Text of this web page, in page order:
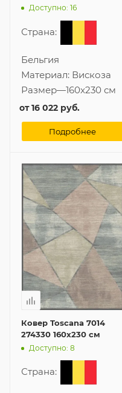
Доступно: 16
Страна:
Бельгия
Материал: Вискоза
Размер—160x230 см
от16 022 руб.
Подробнее
Ковер Toscana 7014
274330 160x230 см
Доступно: 8
Страна: